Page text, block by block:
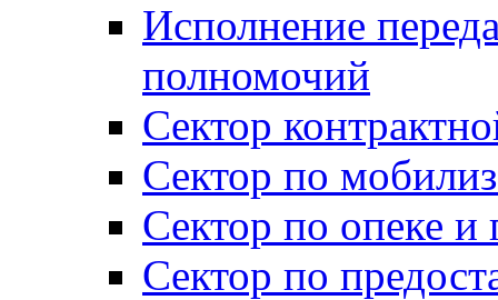
Исполнение
полномочий
Сектор
Сектор по
Сектор по опеке и
Сектор по